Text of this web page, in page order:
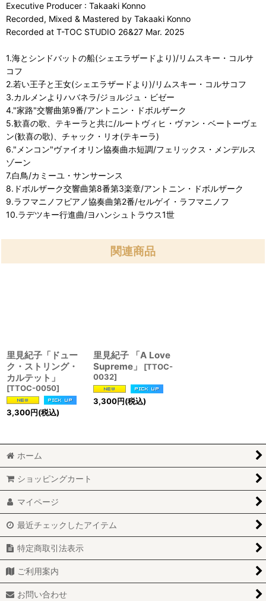
Executive Producer : Takaaki Konno
Recorded, Mixed & Mastered by Takaaki Konno
Recorded at T-TOC STUDIO 26&27 Mar. 2025
1.海とシンドバットの船(シェエラザードより)/リムスキー・コルサ
コフ
2.若い王子と王女(シェエラザードより)/リムスキー・コルサコフ
3.カルメンよりハバネラ/ジョルジュ・ビゼー
4."家路"交響曲第9番/アントニン・ドボルザーク
5.歓喜の歌、テキーラと共に/ルートヴィヒ・ヴァン・ベートーヴェ
ン(歓喜の歌)、チャック・リオ(テキーラ)
6."メンコン"ヴァイオリン協奏曲ホ短調/フェリックス・メンデルス
ゾーン
7.白鳥/カミーユ・サンサーンス
8.ドボルザーク交響曲第8番第3楽章/アントニン・ドボルザーク
9.ラフマニノフピアノ協奏曲第2番/セルゲイ・ラフマニノフ
10.ラデツキー行進曲/ヨハンシュトラウス1世
関連商品
里見紀子「ドュー
ク・ストリング・
カルテット」
[TTOC-0050]
3,300円(税込)
里見紀子 「A Love
Supreme」
[TTOC-
0032]
3,300円(税込)
ホーム
ショッピングカート
マイページ
最近チェックしたアイテム
特定商取引法表示
ご利用案内
お問い合わせ